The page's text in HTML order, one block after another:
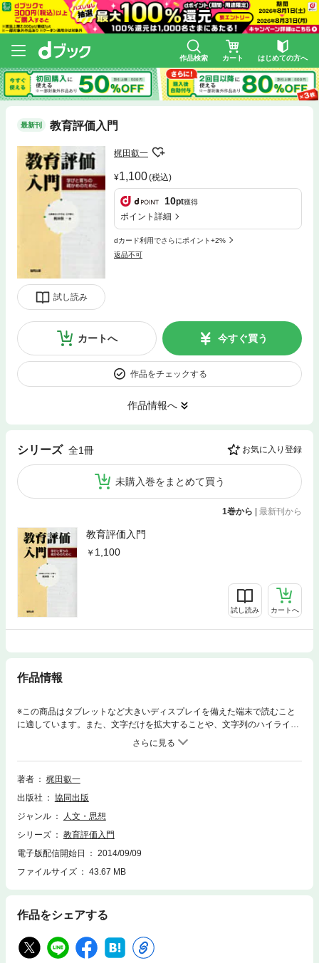
作品検索 カート はじめての方へ
最新刊 教育評価入門
試し読み
梶田叡一
1,100(税込)
10pt獲得
ポイント詳細
dカード利用でさらにポイント+2%
返品不可
カートへ 今すぐ買う
作品をチェックする
作品情報へ
シリーズ 全1冊 お気に入り登録
未購入巻をまとめて買う
1巻から 最新刊から
教育評価入門
1,100
試し読み カートへ
作品情報
※この商品はタブレットなど大きいディスプレイを備えた端末で読むこと
に適しています。また、文字だけを拡大することや、文字列のハイライ
ト、検索、辞書の参照、引用などの機能が使用できません。子どもたちに
的確な指導と援助を行うための評価は、いかにして為されるべきか。評価
は「嫌なこと」ではあるが、学習を積み上げていこうとするならば、そし
て的確な指導や援助を行おうとするならばどこかで必ずやらなければなら
的に分析した教育評価入門書。
著者
梶田叡一
出版社
協同出版
ジャンル
人文・思想
シリーズ
教育評価入門
電子版配信開始日
2014/09/09
ファイルサイズ
43.67 MB
作品をシェアする